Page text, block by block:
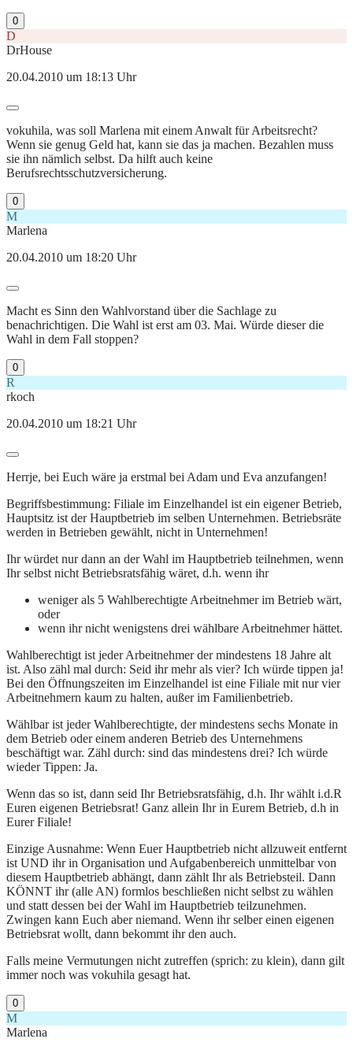
0
D
DrHouse
20.04.2010 um 18:13 Uhr
vokuhila, was soll Marlena mit einem Anwalt für Arbeitsrecht?
Wenn sie genug Geld hat, kann sie das ja machen. Bezahlen muss
sie ihn nämlich selbst. Da hilft auch keine
Berufsrechtsschutzversicherung.
0
M
Marlena
20.04.2010 um 18:20 Uhr
Macht es Sinn den Wahlvorstand über die Sachlage zu
benachrichtigen. Die Wahl ist erst am 03. Mai. Würde dieser die
Wahl in dem Fall stoppen?
0
R
rkoch
20.04.2010 um 18:21 Uhr
Herrje, bei Euch wäre ja erstmal bei Adam und Eva anzufangen!
Begriffsbestimmung: Filiale im Einzelhandel ist ein eigener Betrieb,
Hauptsitz ist der Hauptbetrieb im selben Unternehmen. Betriebsräte
werden in Betrieben gewählt, nicht in Unternehmen!
Ihr würdet nur dann an der Wahl im Hauptbetrieb teilnehmen, wenn
Ihr selbst nicht Betriebsratsfähig wäret, d.h. wenn ihr
weniger als 5 Wahlberechtigte Arbeitnehmer im Betrieb wärt,
oder
wenn ihr nicht wenigstens drei wählbare Arbeitnehmer hättet.
Wahlberechtigt ist jeder Arbeitnehmer der mindestens 18 Jahre alt
ist. Also zähl mal durch: Seid ihr mehr als vier? Ich würde tippen ja!
Bei den Öffnungszeiten im Einzelhandel ist eine Filiale mit nur vier
Arbeitnehmern kaum zu halten, außer im Familienbetrieb.
Wählbar ist jeder Wahlberechtigte, der mindestens sechs Monate in
dem Betrieb oder einem anderen Betrieb des Unternehmens
beschäftigt war. Zähl durch: sind das mindestens drei? Ich würde
wieder Tippen: Ja.
Wenn das so ist, dann seid Ihr Betriebsratsfähig, d.h. Ihr wählt i.d.R
Euren eigenen Betriebsrat! Ganz allein Ihr in Eurem Betrieb, d.h in
Eurer Filiale!
Einzige Ausnahme: Wenn Euer Hauptbetrieb nicht allzuweit entfernt
ist UND ihr in Organisation und Aufgabenbereich unmittelbar von
diesem Hauptbetrieb abhängt, dann zählt Ihr als Betriebsteil. Dann
KÖNNT ihr (alle AN) formlos beschließen nicht selbst zu wählen
und statt dessen bei der Wahl im Hauptbetrieb teilzunehmen.
Zwingen kann Euch aber niemand. Wenn ihr selber einen eigenen
Betriebsrat wollt, dann bekommt ihr den auch.
Falls meine Vermutungen nicht zutreffen (sprich: zu klein), dann gilt
immer noch was vokuhila gesagt hat.
0
M
Marlena